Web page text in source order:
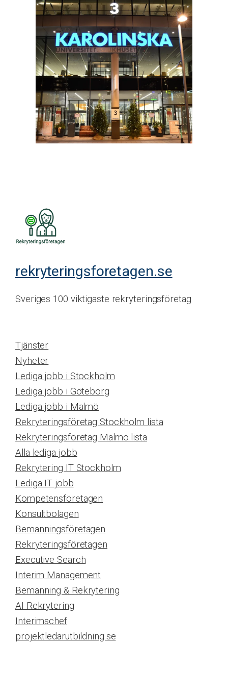
rekryteringsforetagen.se
Sveriges 100 viktigaste rekryteringsföretag
Tjänster
Nyheter
Lediga jobb i Stockholm
Lediga jobb i Göteborg
Lediga jobb i Malmö
Rekryteringsföretag Stockholm lista
Rekryteringsföretag Malmö lista
Alla lediga jobb
Rekrytering IT Stockholm
Lediga IT jobb
Kompetensföretagen
Konsultbolagen
Bemanningsföretagen
Rekryteringsföretagen
Executive Search
Interim Management
Bemanning & Rekrytering
AI Rekrytering
Interimschef
projektledarutbildning.se